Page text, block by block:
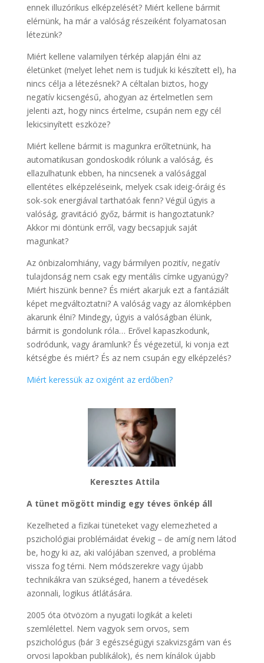
ennek illuzórikus elképzelését? Miért kellene bármit
elérnünk, ha már a valóság részeiként folyamatosan
létezünk?
Miért kellene valamilyen térkép alapján élni az
életünket (melyet lehet nem is tudjuk ki készített el), ha
nincs célja a létezésnek? A céltalan biztos, hogy
negatív kicsengésű, ahogyan az értelmetlen sem
jelenti azt, hogy nincs értelme, csupán nem egy cél
lekicsinyített eszköze?
Miért kellene bármit is magunkra erőltetnünk, ha
automatikusan gondoskodik rólunk a valóság, és
ellazulhatunk ebben, ha nincsenek a valósággal
ellentétes elképzeléseink, melyek csak ideig-óráig és
sok-sok energiával tarthatóak fenn? Végül úgyis a
valóság, gravitáció győz, bármit is hangoztatunk?
Akkor mi döntünk erről, vagy becsapjuk saját
magunkat?
Az önbizalomhiány, vagy bármilyen pozitív, negatív
tulajdonság nem csak egy mentális címke ugyanúgy?
Miért hiszünk benne? És miért akarjuk ezt a fantáziált
képet megváltoztatni? A valóság vagy az álomképben
akarunk élni? Mindegy, úgyis a valóságban élünk,
bármit is gondolunk róla… Erővel kapaszkodunk,
sodródunk, vagy áramlunk? És végezetül, ki vonja ezt
kétségbe és miért? És az nem csupán egy elképzelés?
Miért keressük az oxigént az erdőben?
Keresztes Attila
A tünet mögött mindig egy téves önkép áll
Kezelheted a fizikai tüneteket vagy elemezheted a
pszichológiai problémáidat évekig – de amíg nem látod
be, hogy ki az, aki valójában szenved, a probléma
vissza fog térni. Nem módszerekre vagy újabb
technikákra van szükséged, hanem a tévedések
azonnali, logikus átlátására.
2005 óta ötvözöm a nyugati logikát a keleti
szemlélettel. Nem vagyok sem orvos, sem
pszichológus (bár 3 egészségügyi szakvizsgám van és
orvosi lapokban publikálok), és nem kínálok újabb